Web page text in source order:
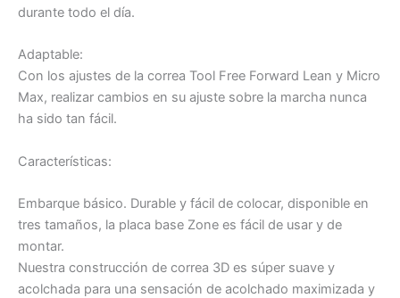
durante todo el día.
Adaptable:
Con los ajustes de la correa Tool Free Forward Lean y Micro
Max, realizar cambios en su ajuste sobre la marcha nunca
ha sido tan fácil.
Características:
Embarque básico. Durable y fácil de colocar, disponible en
tres tamaños, la placa base Zone es fácil de usar y de
montar.
Nuestra construcción de correa 3D es súper suave y
acolchada para una sensación de acolchado maximizada y